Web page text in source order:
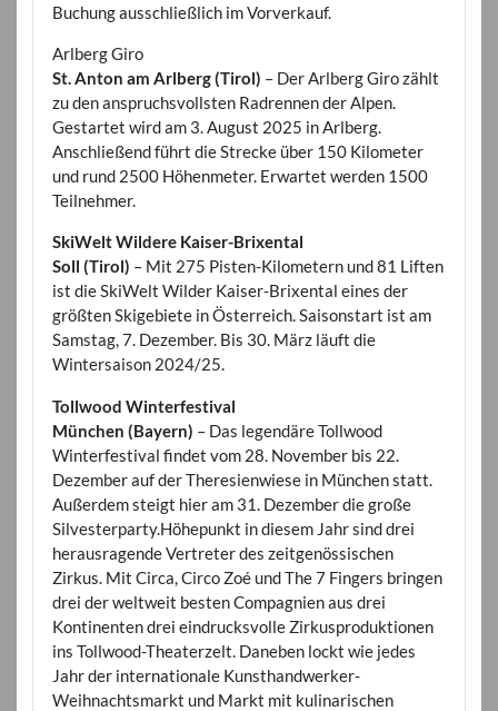
Buchung ausschließlich im Vorverkauf.
Arlberg Giro
St. Anton am Arlberg (Tirol) – Der Arlberg Giro zählt
zu den anspruchsvollsten Radrennen der Alpen.
Gestartet wird am 3. August 2025 in Arlberg.
Anschließend führt die Strecke über 150 Kilometer
und rund 2500 Höhenmeter. Erwartet werden 1500
Teilnehmer.
SkiWelt Wildere Kaiser-Brixental
Soll (Tirol) – Mit 275 Pisten-Kilometern und 81 Liften
ist die SkiWelt Wilder Kaiser-Brixental eines der
größten Skigebiete in Österreich. Saisonstart ist am
Samstag, 7. Dezember. Bis 30. März läuft die
Wintersaison 2024/25.
Tollwood Winterfestival
München (Bayern) – Das legendäre Tollwood
Winterfestival findet vom 28. November bis 22.
Dezember auf der Theresienwiese in München statt.
Außerdem steigt hier am 31. Dezember die große
Silvesterparty.Höhepunkt in diesem Jahr sind drei
herausragende Vertreter des zeitgenössischen
Zirkus. Mit Circa, Circo Zoé und The 7 Fingers bringen
drei der weltweit besten Compagnien aus drei
Kontinenten drei eindrucksvolle Zirkusproduktionen
ins Tollwood-Theaterzelt. Daneben lockt wie jedes
Jahr der internationale Kunsthandwerker-
Weihnachtsmarkt und Markt mit kulinarischen